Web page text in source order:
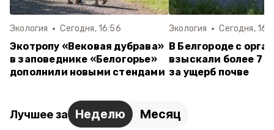
Экология Сегодня, 16:56
Экотропу «Вековая дубрава»
в заповеднике «Белогорье»
дополнили новыми стендами
Экология Сегодня,
В Белгороде с
взыскали более 7
за ущерб почве
Лучшее за Неделю Месяц